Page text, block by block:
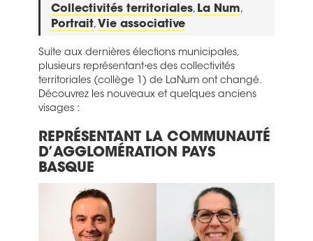
Collectivités territoriales, La Num,
Portrait, Vie associative
Suite aux dernières élections municipales,
plusieurs représentant⋅es des collectivités
territoriales (collège 1) de LaNum ont changé.
Découvrez les nouveaux et quelques anciens
visages :
REPRÉSENTANT LA COMMUNAUTÉ
D’AGGLOMÉRATION PAYS
BASQUE